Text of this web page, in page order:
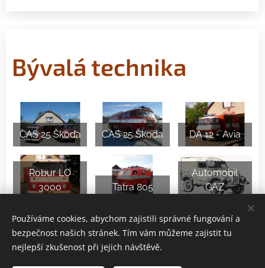
Bývalá technika
CAS 25 Škoda CAS 25 Škoda DA 12 - Avia
Robur LO
3000
Tatra 805
Automobil
GAZ
Sbor dobrovolných hasičů Daňkovice
Používáme cookies, abychom zajistili správné fungování a
bezpečnost našich stránek. Tím vám můžeme zajistit tu
nejlepší zkušenost při jejich návštěvě.